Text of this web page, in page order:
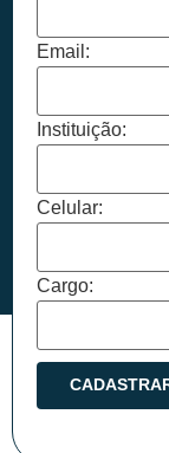
Email:
Instituição:
Celular:
Cargo: